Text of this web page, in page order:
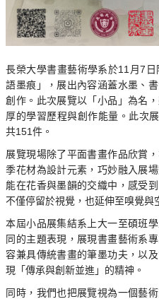
長榮大學書畫藝術學系於11月7
語墨痕」，展出內容涵蓋水墨、
創作。此次展覽以「小品」為名
厚的學習歷程與創作能量。此次
共151件。
展覽現場除了平面書畫作品欣賞
季花材為設計元素，巧妙融入展
能在花香與墨韻的交織中，感受
不僅停留於視覺，也延伸至嗅覺與
本屆小品展集結系上大一至碩班
同的主題表現，展現書畫藝術系
容兼具傳統書畫的筆墨功夫，以
現「傳承與創新並進」的精神。
同時，我們也把展覽視為一個藝